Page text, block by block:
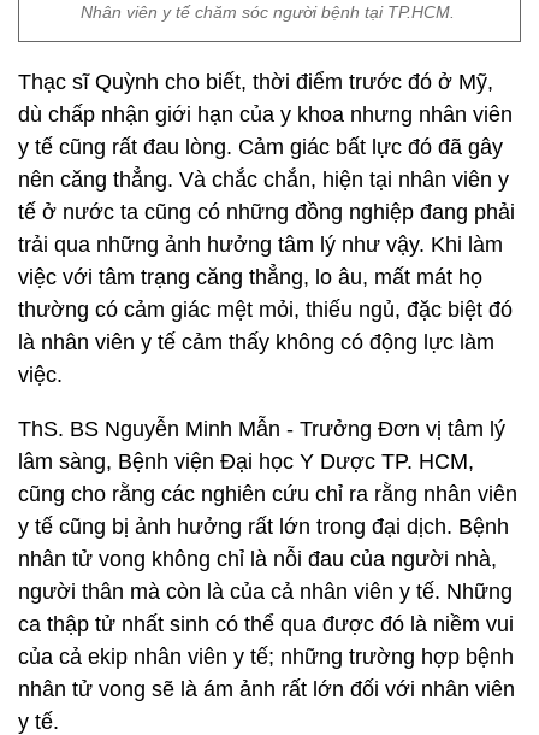
Nhân viên y tế chăm sóc người bệnh tại TP.HCM.
Thạc sĩ Quỳnh cho biết, thời điểm trước đó ở Mỹ,
dù chấp nhận giới hạn của y khoa nhưng nhân viên
y tế cũng rất đau lòng. Cảm giác bất lực đó đã gây
nên căng thẳng. Và chắc chắn, hiện tại nhân viên y
tế ở nước ta cũng có những đồng nghiệp đang phải
trải qua những ảnh hưởng tâm lý như vậy. Khi làm
việc với tâm trạng căng thẳng, lo âu, mất mát họ
thường có cảm giác mệt mỏi, thiếu ngủ, đặc biệt đó
là nhân viên y tế cảm thấy không có động lực làm
việc.
ThS. BS Nguyễn Minh Mẫn - Trưởng Đơn vị tâm lý
lâm sàng, Bệnh viện Đại học Y Dược TP. HCM,
cũng cho rằng các nghiên cứu chỉ ra rằng nhân viên
y tế cũng bị ảnh hưởng rất lớn trong đại dịch. Bệnh
nhân tử vong không chỉ là nỗi đau của người nhà,
người thân mà còn là của cả nhân viên y tế. Những
ca thập tử nhất sinh có thể qua được đó là niềm vui
của cả ekip nhân viên y tế; những trường hợp bệnh
nhân tử vong sẽ là ám ảnh rất lớn đối với nhân viên
y tế.